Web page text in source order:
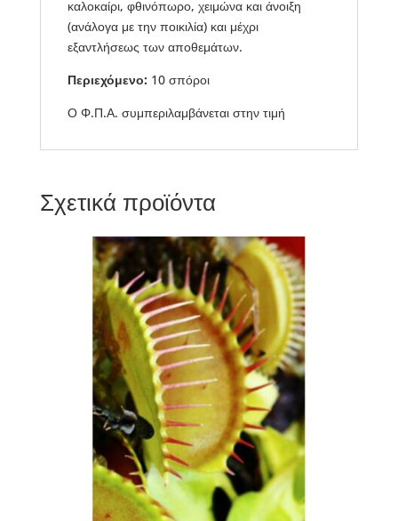
καλοκαίρι, φθινόπωρο, χειμώνα και άνοιξη
(ανάλογα με την ποικιλία) και μέχρι
εξαντλήσεως των αποθεμάτων.
Περιεχόμενο: 10 σπόροι
Ο Φ.Π.Α. συμπεριλαμβάνεται στην τιμή
Σχετικά προϊόντα